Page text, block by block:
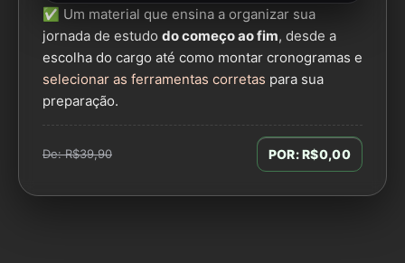
✅ Um material que ensina a organizar sua
jornada de estudo do começo ao fim, desde a
escolha do cargo até como montar cronogramas e
selecionar as ferramentas corretas para sua
preparação.
De: R$39,90 POR: R$0,00